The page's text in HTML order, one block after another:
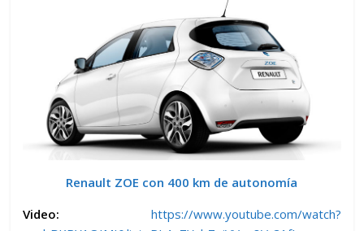
Renault ZOE con 400 km de autonomía
Video: https://www.youtube.com/watch?